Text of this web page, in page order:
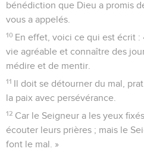
bénédiction que Dieu a promis
vous a appelés.
10 En effet, voici ce qui est écrit :
vie agréable et connaître des
médire et de mentir.
11 Il doit se détourner du mal,
la paix avec persévérance.
12 Car le Seigneur a les yeux
écouter leurs prières ; mais le
font le mal. »